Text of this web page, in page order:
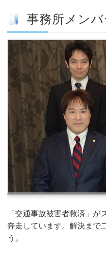
事務所メンバ
「交通事故被害者救済」
奔走しています。解決まで
う。